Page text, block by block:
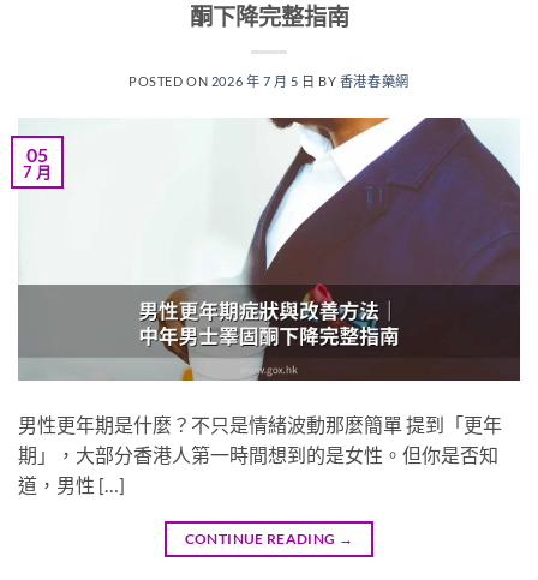
酮下降完整指南
POSTED ON 2026 年 7 月 5 日 BY 香港春藥網
05
7 月
男性更年期是什麼？不只是情緒波動那麼簡單 提到「更年
期」，大部分香港人第一時間想到的是女性。但你是否知
道，男性 […]
CONTINUE READING →